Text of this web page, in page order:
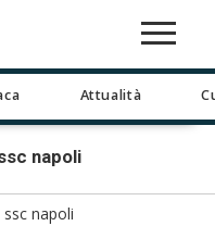
Attualità
napoli
napoli